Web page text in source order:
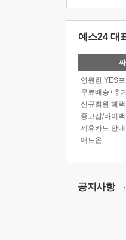
예스24 대
영원한 YES
무료배송+추
신규회원 혜택
중고샵/바이백
제휴카드 안내
애드온
공지사항